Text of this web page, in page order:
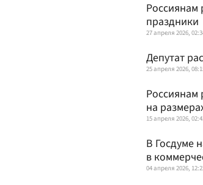
Россиянам
праздники
27 апреля 2026,
Депутат
25 апреля 2026,
Россиянам
на
15 апреля 2026,
В Госдуме
в
04 апреля 2026,